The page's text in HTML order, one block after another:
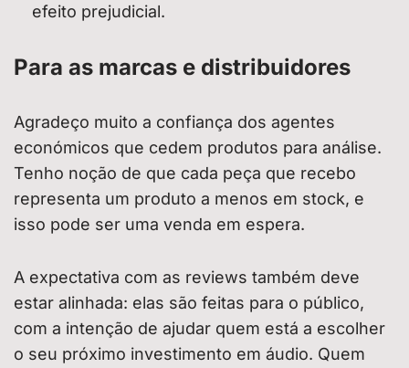
efeito prejudicial.
Para as marcas e distribuidores
Agradeço muito a confiança dos agentes
económicos que cedem produtos para análise.
Tenho noção de que cada peça que recebo
representa um produto a menos em stock, e
isso pode ser uma venda em espera.
A expectativa com as reviews também deve
estar alinhada: elas são feitas para o público,
com a intenção de ajudar quem está a escolher
o seu próximo investimento em áudio. Quem